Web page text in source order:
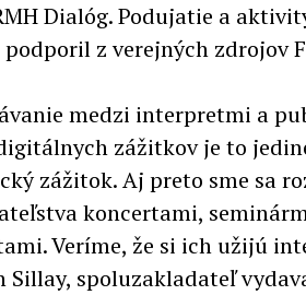
Dialóg. Podujatie a
podporil z verejných zdrojov
medzi interpretmi a
zážitkov je to
zážitok. Aj preto sme sa
koncertami,
Veríme, že si ich užijú
Sillay, spoluzakladateľ